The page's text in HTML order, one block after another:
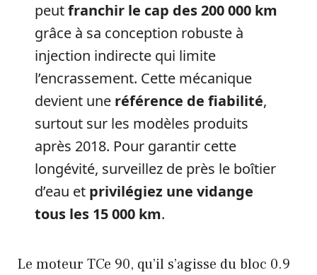
peutfranchir le cap des 200 000 km
grâce à sa conception robuste à
injection indirecte qui limite
l’encrassement. Cette mécanique
devient une référence de fiabilité,
surtout sur les modèles produits
après 2018. Pour garantir cette
longévité, surveillez de près le boîtier
d’eau et privilégiez une vidange
tous les 15 000 km.
Le moteur TCe 90, qu’il s’agisse du bloc 0.9